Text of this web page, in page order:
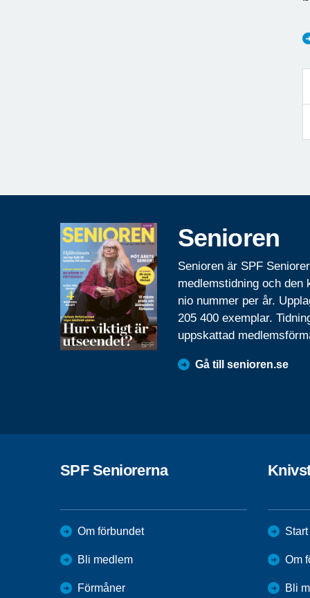
Senioren
Senioren är SPF
medlemstidning och den
nio nummer per år.
205 400 exemplar.
uppskattad
Gå till senioren.se
SPF Seniorerna
Om förbundet
Bli medlem
Förmåner
Start
Om
Bli